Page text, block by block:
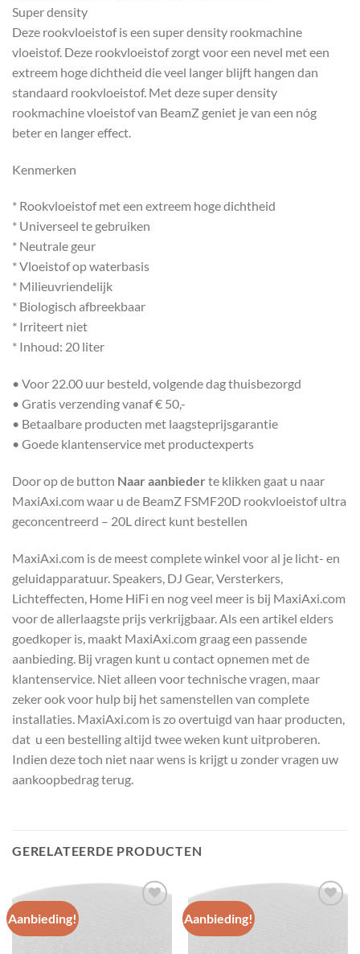
Super density
Deze rookvloeistof is een super density rookmachine
vloeistof. Deze rookvloeistof zorgt voor een nevel met een
extreem hoge dichtheid die veel langer blijft hangen dan
standaard rookvloeistof. Met deze super density
rookmachine vloeistof van BeamZ geniet je van een nóg
beter en langer effect.
Kenmerken
* Rookvloeistof met een extreem hoge dichtheid
* Universeel te gebruiken
* Neutrale geur
* Vloeistof op waterbasis
* Milieuvriendelijk
* Biologisch afbreekbaar
* Irriteert niet
* Inhoud: 20 liter
• Voor 22.00 uur besteld, volgende dag thuisbezorgd
• Gratis verzending vanaf € 50,-
• Betaalbare producten met laagsteprijsgarantie
• Goede klantenservice met productexperts
Door op de button Naar aanbieder te klikken gaat u naar
MaxiAxi.com waar u de BeamZ FSMF20D rookvloeistof ultra
geconcentreerd – 20L direct kunt bestellen
MaxiAxi.com is de meest complete winkel voor al je licht- en
geluidapparatuur. Speakers, DJ Gear, Versterkers,
Lichteffecten, Home HiFi en nog veel meer is bij MaxiAxi.com
voor de allerlaagste prijs verkrijgbaar. Als een artikel elders
goedkoper is, maakt MaxiAxi.com graag een passende
aanbieding. Bij vragen kunt u contact opnemen met de
klantenservice. Niet alleen voor technische vragen, maar
zeker ook voor hulp bij het samenstellen van complete
installaties. MaxiAxi.com is zo overtuigd van haar producten,
dat u een bestelling altijd twee weken kunt uitproberen.
Indien deze toch niet naar wens is krijgt u zonder vragen uw
aankoopbedrag terug.
GERELATEERDE PRODUCTEN
Aanbieding!
Toevoegen
Aanbieding!
Toevoegen